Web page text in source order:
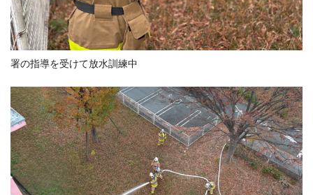
署の指導を受けて放水訓練中